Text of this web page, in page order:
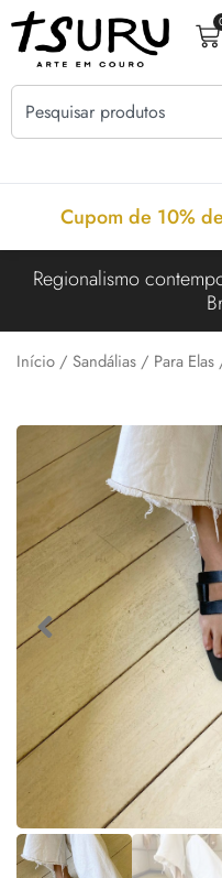
Cupom de 10%
Regionalismo
Início / Sandálias / Para Elas